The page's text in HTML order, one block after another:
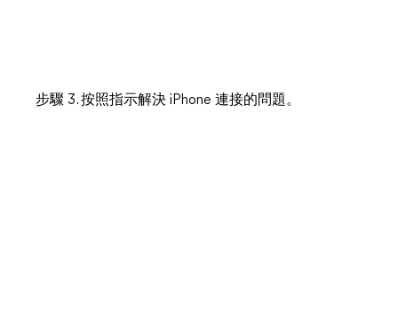
步驟 3. 按照指示解決 iPhone 連接的問題。